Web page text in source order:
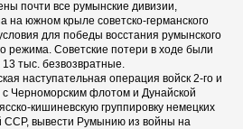
почти все румынские дивизии,
южном крыле советско-германского
для победы восстания румынского
режима. Советские потери в ходе были
тыс. безвозвратные.
наступательная операция войск 2-го и
с Черноморским флотом и Дунайской
кишиневскую группировку немецких
ССР, вывести Румынию из войны на